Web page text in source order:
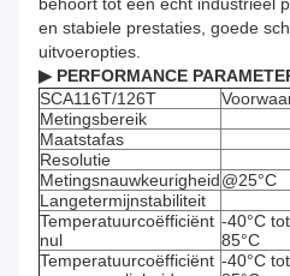
behoort tot een echt industrieel
en stabiele prestaties, goede
uitvoeropties.
▶ PERFORMANCE
SCA116T/126T
Metingsbereik
Maatstafas
Resolutie
Metingsnauwkeurigheid@25°C
Langetermijnstabiliteit
Temperatuurcoëfficiënt
nul
-40°C tot
85°C
Temperatuurcoëfficiënt -40°C tot